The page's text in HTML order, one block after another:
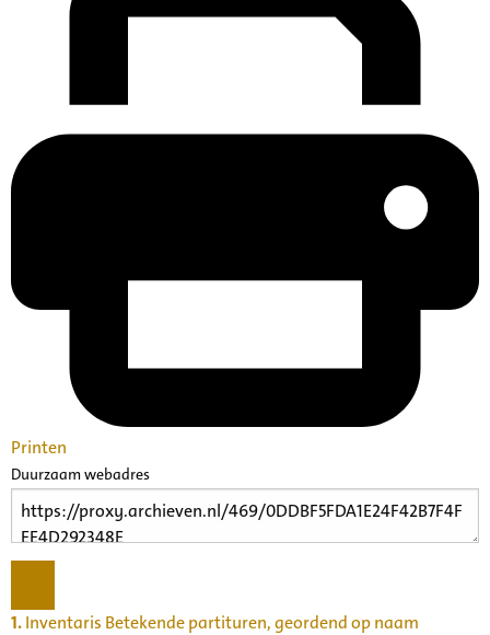
Printen
Duurzaam webadres
1.Inventaris Betekende partituren, geordend op naam